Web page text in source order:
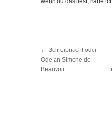
← Schreibnacht oder
Ode an Simone de
Beauvoir